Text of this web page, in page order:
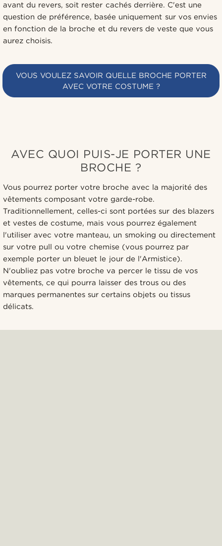
avant du revers, soit rester cachés derrière. C'est une
question de préférence, basée uniquement sur vos envies
en fonction de la broche et du revers de veste que vous
aurez choisis.
VOUS VOULEZ SAVOIR QUELLE BROCHE PORTER
AVEC VOTRE COSTUME ?
AVEC QUOI PUIS-JE PORTER UNE
BROCHE ?
Vous pourrez porter votre broche avec la majorité des
vêtements composant votre garde-robe.
Traditionnellement, celles-ci sont portées sur des blazers
et vestes de costume, mais vous pourrez également
l'utiliser avec votre manteau, un smoking ou directement
sur votre pull ou votre chemise (vous pourrez par
exemple porter un bleuet le jour de l'Armistice).
N'oubliez pas votre broche va percer le tissu de vos
vêtements, ce qui pourra laisser des trous ou des
marques permanentes sur certains objets ou tissus
délicats.